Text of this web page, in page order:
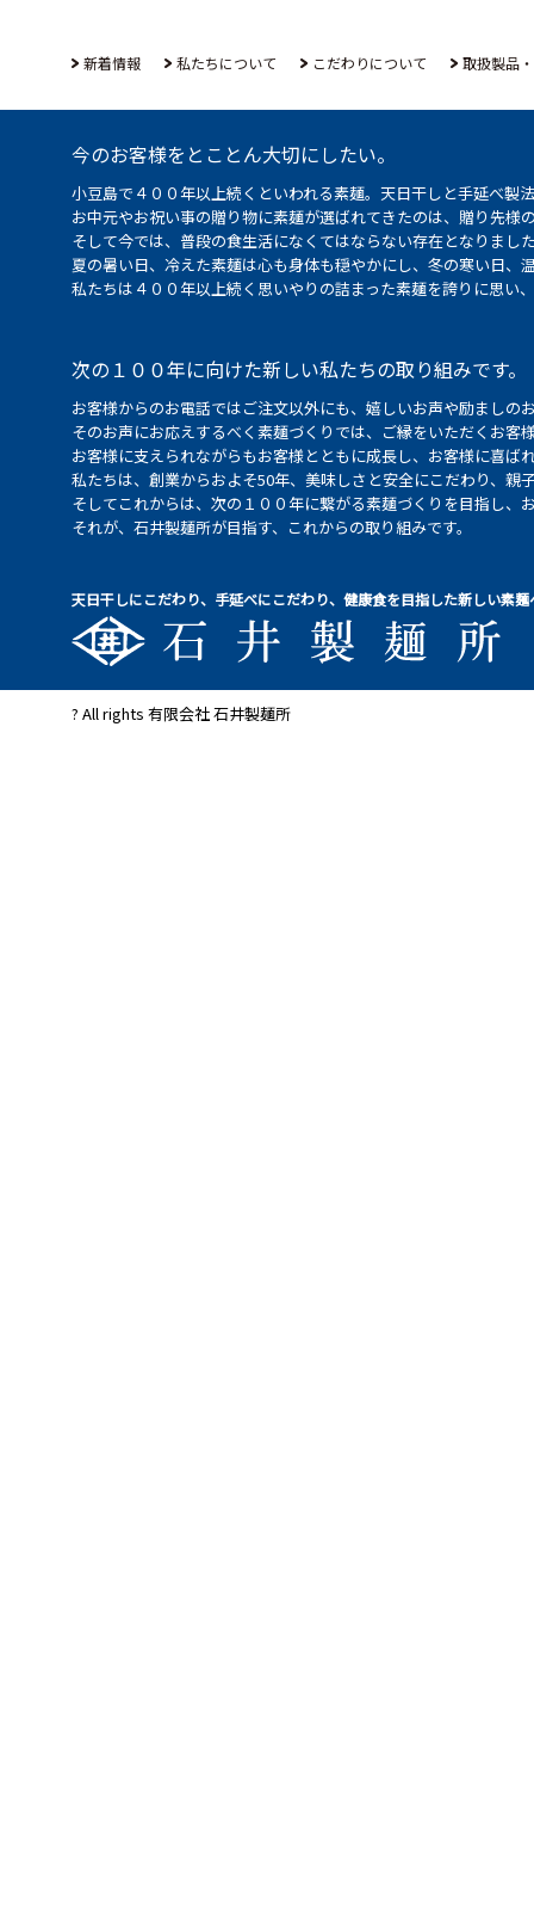
新着情報 私たちについて こだわりについて 取扱製品
今のお客様をとことん大切にしたい。
小豆島で４００年以上続くといわれる素麺。天日干しと手延べ
お中元やお祝い事の贈り物に素麺が選ばれてきたのは、贈り先
そして今では、普段の食生活になくてはならない存在となりまし
夏の暑い日、冷えた素麺は心も身体も穏やかにし、冬の寒い日
私たちは４００年以上続く思いやりの詰まった素麺を誇りに思
次の１００年に向けた新しい私たちの取り組みです。
お客様からのお電話ではご注文以外にも、嬉しいお声や励まし
そのお声にお応えするべく素麺づくりでは、ご縁をいただくお
お客様に支えられながらもお客様とともに成長し、お客様に喜ば
私たちは、創業からおよそ50年、美味しさと安全にこだわり、
そしてこれからは、次の１００年に繋がる素麺づくりを目指し
それが、石井製麺所が目指す、これからの取り組みです。
天日干しにこだわり、手延べにこだわり、健康食を目指した新しい素麺
? All rights 有限会社 石井製麺所